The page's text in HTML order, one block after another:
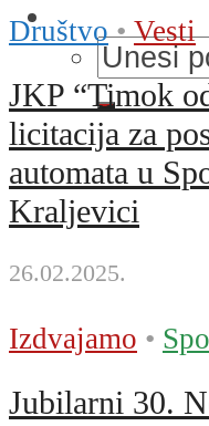
Društvo • Vesti
JKP “Timok
licitacija za
automata u
Kraljevici
26.02.2025.
Izdvajamo •
Jubilarni 30.